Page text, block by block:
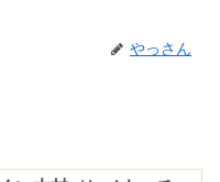
やっさん